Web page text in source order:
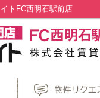
トFC西明石駅前店